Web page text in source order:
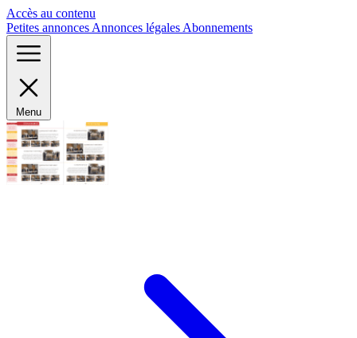
Accès au contenu
Petites annonces Annonces légales Abonnements
Menu
Panneau de gestion des cookies